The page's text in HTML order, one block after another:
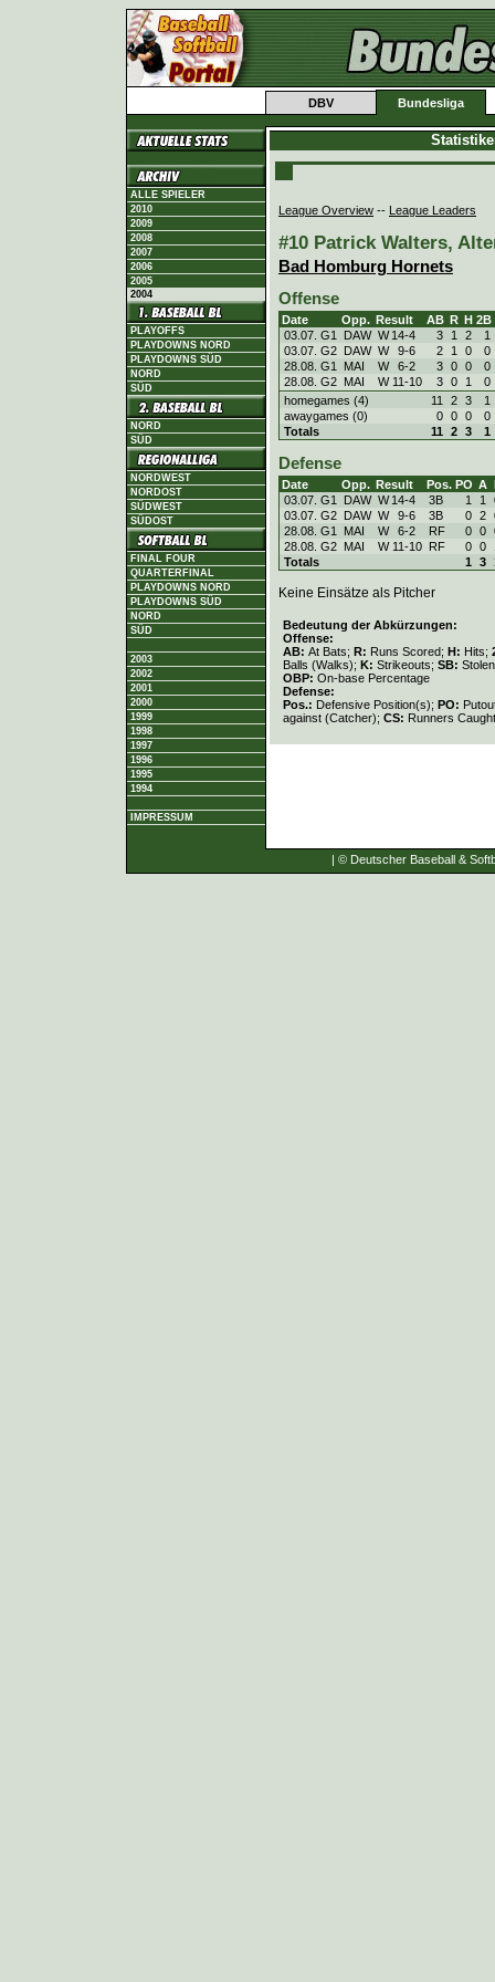
DBV Bundesliga
ALLE SPIELER
2010
2009
2008
2007
2006
2005
2004
PLAYOFFS
PLAYDOWNS NORD
PLAYDOWNS SÜD
NORD
SÜD
NORD
SÜD
NORDWEST
NORDOST
SÜDWEST
SÜDOST
FINAL FOUR
QUARTERFINAL
PLAYDOWNS NORD
PLAYDOWNS SÜD
NORD
SÜD
2003
2002
2001
2000
1999
1998
1997
1996
1995
1994
IMPRESSUM
League Overview -- League Leaders
#10 Patrick Walters,
Bad Homburg Hornets
Offense
Date Opp. Result AB R H 2B
03.07. G1
DAW W 14-4 3 1 2
1
03.07. G2 DAW W 9-6 2 1 0
0
28.08. G1
MAI W 6-2 3 0 0
0
28.08. G2 MAI W 11-10 3 0 1
0
homegames (4)
11 2 3
1
awaygames (0)
0 0 0
0
Totals
11 2 3 1
Defense
Date Opp. Result Pos. PO A
03.07. G1
DAW W 14-4 3B 1 1
03.07. G2 DAW W 9-6 3B 0 2
28.08. G1
MAI W 6-2 RF 0 0
28.08. G2 MAI W 11-10 RF 0 0
Totals
1 3
Keine Einsätze als Pitcher
Bedeutung der Abkürzungen:
Offense:
AB: At Bats; R: Runs Scored; H: Hits;
Balls (Walks); K: Strikeouts; SB:
OBP: On-base Percentage
Defense:
Pos.: Defensive Position(s); PO:
against (Catcher); CS: Runners
| © Deutscher Baseball &